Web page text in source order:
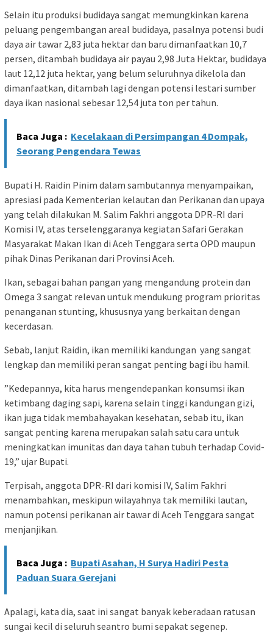
Selain itu produksi budidaya sangat memungkinkan karena
peluang pengembangan areal budidaya, pasalnya potensi budi
daya air tawar 2,83 juta hektar dan baru dimanfaatkan 10,7
persen, ditambah budidaya air payau 2,98 Juta Hektar, budidaya
laut 12,12 juta hektar, yang belum seluruhnya dikelola dan
dimanfaatkan, ditambah lagi dengan potensi lestari sumber
daya ikan nasional sebesar 12,54 juta ton per tahun.
Baca Juga : Kecelakaan di Persimpangan 4 Dompak,
Seorang Pengendara Tewas
Bupati H. Raidin Pinim dalam sambutannya menyampaikan,
apresiasi pada Kementerian kelautan dan Perikanan dan upaya
yang telah dilakukan M. Salim Fakhri anggota DPR-RI dari
Komisi IV, atas terselenggaranya kegiatan Safari Gerakan
Masyarakat Makan Ikan di Aceh Tenggara serta OPD maupun
pihak Dinas Perikanan dari Provinsi Aceh.
Ikan, sebagai bahan pangan yang mengandung protein dan
Omega 3 sangat relevan untuk mendukung program prioritas
penanganan stunting, khususnya yang berkaitan dengan
kecerdasan.
Sebab, lanjut Raidin, ikan memiliki kandungan yang sangat
lengkap dan memiliki peran sangat penting bagi ibu hamil.
”Kedepannya, kita harus mengendepankan konsumsi ikan
ketimbang daging sapi, karena selain tinggi kandungan gizi,
ikan juga tidak membahayakan kesehatan, sebab itu, ikan
sangat penting karena merupakan salah satu cara untuk
meningkatkan imunitas dan daya tahan tubuh terhadap Covid-
19,” ujar Bupati.
Terpisah, anggota DPR-RI dari komisi IV, Salim Fakhri
menambahkan, meskipun wilayahnya tak memiliki lautan,
namun potensi perikanan air tawar di Aceh Tenggara sangat
menjanjikan.
Baca Juga : Bupati Asahan, H Surya Hadiri Pesta
Paduan Suara Gerejani
Apalagi, kata dia, saat ini sangat banyak keberadaan ratusan
sungai kecil di seluruh seantro bumi sepakat segenep.